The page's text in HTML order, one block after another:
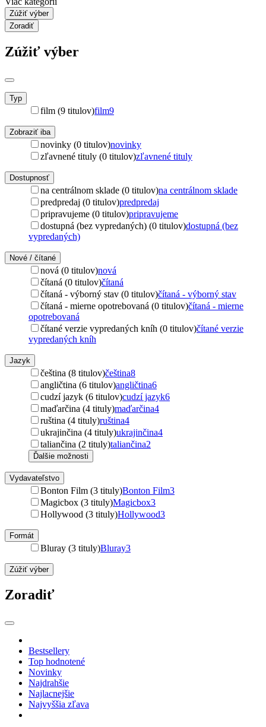
Zúžiť výber
Zoradiť
Zúžiť výber
Typ
film (9 titulov)film9
Zobraziť iba
novinky (0 titulov)novinky
zľavnené tituly (0 titulov)zľavnené tituly
Dostupnosť
na centrálnom sklade (0 titulov)na centrálnom sklade
predpredaj (0 titulov)predpredaj
pripravujeme (0 titulov)pripravujeme
dostupná (bez vypredaných) (0 titulov)dostupná (bez
vypredaných)
Nové / čítané
nová (0 titulov)nová
čítaná (0 titulov)čítaná
čítaná - výborný stav (0 titulov)čítaná - výborný stav
čítaná - mierne opotrebovaná (0 titulov)čítaná - mierne
opotrebovaná
čítané verzie vypredaných kníh (0 titulov)čítané verzie
vypredaných kníh
Jazyk
čeština (8 titulov)čeština8
angličtina (6 titulov)angličtina6
cudzí jazyk (6 titulov)cudzí jazyk6
maďarčina (4 tituly)maďarčina4
ruština (4 tituly)ruština4
ukrajinčina (4 tituly)ukrajinčina4
taliančina (2 tituly)taliančina2
Ďalšie možnosti
Vydavateľstvo
Bonton Film (3 tituly)Bonton Film3
Magicbox (3 tituly)Magicbox3
Hollywood (3 tituly)Hollywood3
Formát
Bluray (3 tituly)Bluray3
Zúžiť výber
Zoradiť
Bestsellery
Top hodnotené
Novinky
Najdrahšie
Najlacnejšie
Najvyššia zľava